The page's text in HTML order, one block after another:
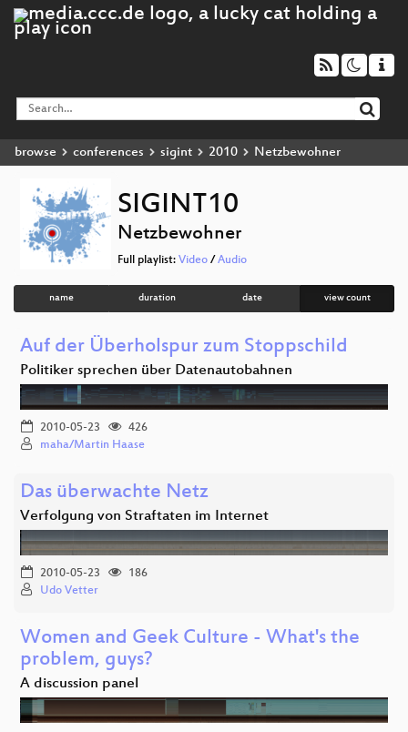
browse conferences sigint 2010 Netzbewohner
SIGINT10
Netzbewohner
Full playlist: Video / Audio
name duration date view count
Auf der Überholspur zum Stoppschild
Politiker sprechen über Datenautobahnen
2010-05-23
426
maha/Martin Haase
Das überwachte Netz
Verfolgung von Straftaten im Internet
2010-05-23
186
Udo Vetter
Women and Geek Culture - What's the
problem, guys?
A discussion panel